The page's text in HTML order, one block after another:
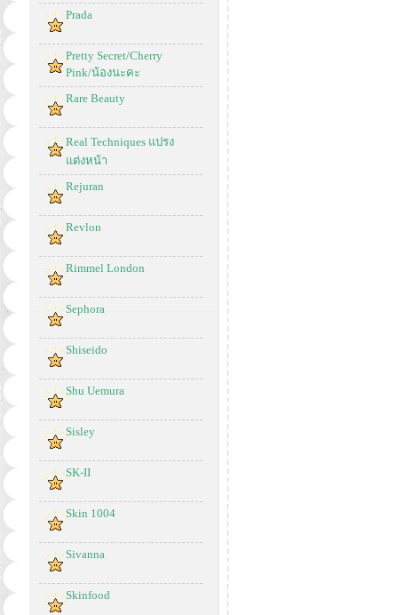
Prada
Pretty Secret/Cherry
Pink/น้องนะคะ
Rare Beauty
Real Techniques แปรง
แต่งหน้า
Rejuran
Revlon
Rimmel London
Sephora
Shiseido
Shu Uemura
Sisley
SK-II
Skin 1004
Sivanna
Skinfood